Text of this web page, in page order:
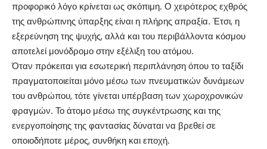
προφορικό λόγο κρίνεται ως σκόπιμη. Ο χειρότερος εχθρός
της ανθρώπινης ύπαρξης είναι η πλήρης απραξία. Έτσι, η
εξερεύνηση της ψυχής, αλλά και του περιβάλλοντα κόσμου
αποτελεί μονόδρομο στην εξέλιξη του ατόμου.
Όταν πρόκειται για εσωτερική περιπλάνηση όπου το ταξίδι
πραγματοποιείται μόνο μέσω των πνευματικών δυνάμεων
του ανθρώπου, τότε γίνεται υπέρβαση των χωροχρονικών
φραγμών. Το άτομο μέσω της συγκέντρωσης και της
ενεργοποίησης της φαντασίας δύναται να βρεθεί σε
οποιοδήποτε μέρος, συνθήκη και εποχή.